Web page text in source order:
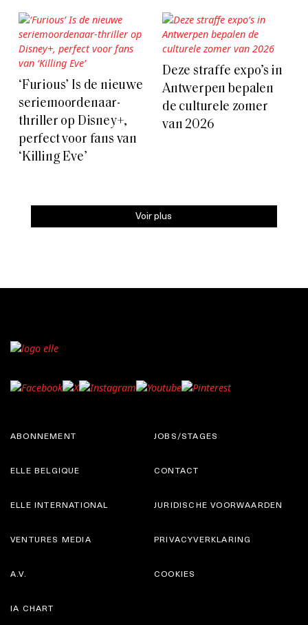
‘Furious’ Is de nieuwe
seriemoordenaar-
thriller op Disney+,
perfect voor fans van
‘Killing Eve’
Deze straffe expo’s in
Antwerpen bepalen
de culturele zomer
van 2026
Voir plus
ABONNEMENT
ELLE BELGIQUE
JOBS/STAGES
CONTACT
ELLE INTERNATIONAL
VENTURES MEDIA
JURIDISCHE VOORWAARDEN
PRIVACYVERKLARING
A.V.
IA CHART
COOKIES